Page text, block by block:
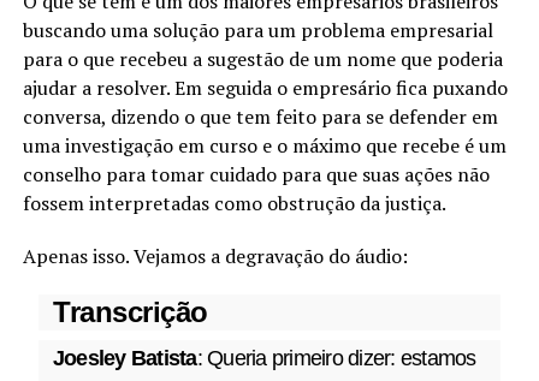
buscando uma solução para um problema empresarial
para o que recebeu a sugestão de um nome que poderia
ajudar a resolver. Em seguida o empresário fica puxando
conversa, dizendo o que tem feito para se defender em
uma investigação em curso e o máximo que recebe é um
conselho para tomar cuidado para que suas ações não
fossem interpretadas como obstrução da justiça.
Apenas isso. Vejamos a degravação do áudio:
Transcrição
Joesley Batista: Queria primeiro dizer: estamos